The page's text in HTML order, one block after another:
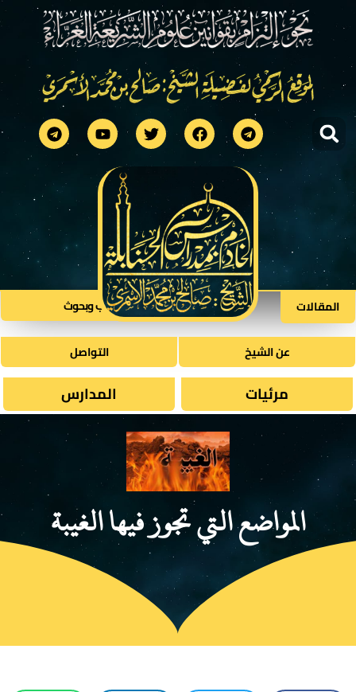
المقالات كتب وبحوث​
عن الشيخ التواصل
مرئيات المدارس
المواضع التي تجوز فيها الغيبة